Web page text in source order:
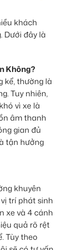
khách
Dưới đây là
Không?
kể, thường là
Tuy nhiên,
vì xe là
âm thanh
gian đủ
tận hưởng
khuyên
trí phát sinh
xe và 4 cánh
quả rõ rệt
Tùy theo